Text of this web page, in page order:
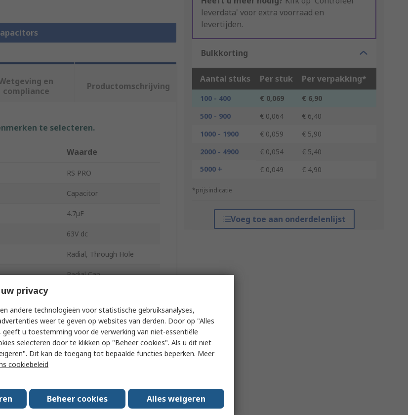
leverdata' voor extra voorraad en
levertijden.
Bulkkorting
Aantal stuks Per stuk Per verpakking*
100 - 400 € 0,069
€ 6,90
500 - 900
€ 0,064
€ 6,40
1000 - 1900
€ 0,059
€ 5,90
2000 - 4900
€ 0,054
€ 5,40
5000 +
€ 0,049 € 4,90
*prijsindicatie
Voeg toe aan onderdelenlijst
en
compliance
Productomschrijving
te selecteren.
Waarde
RS PRO
Capacitor
4.7μF
63V dc
Radial, Through Hole
Radial Can
11mm
-40°C
5mm
Radial Lead
privacy
andere technologieën voor statistische gebruiksanalyses,
weer te geven op websites van derden. Door op "Alles
geeft u toestemming voor de verwerking van niet-essentiële
selecteren door te klikken op "Beheer cookies". Als u dit niet
Dit kan de toegang tot bepaalde functies beperken. Meer
cookiebeleid
Beheer cookies Alles weigeren